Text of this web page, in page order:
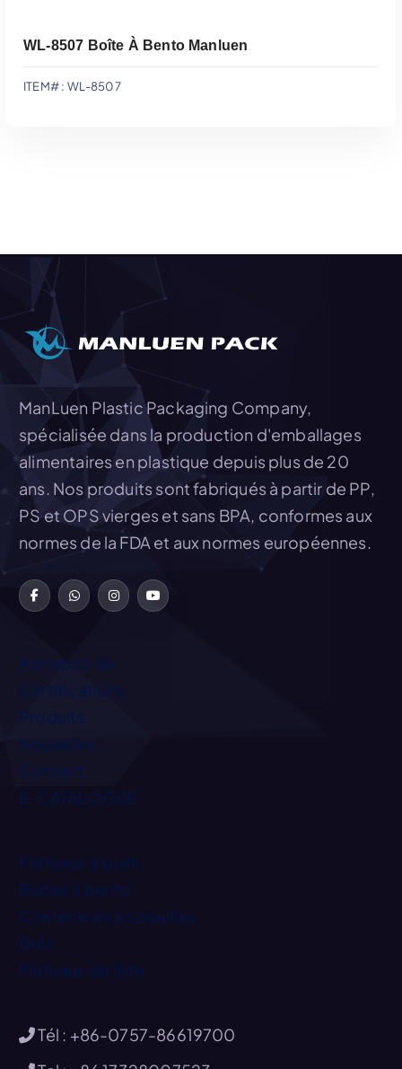
WL-8507 Boîte À Bento Manluen
ITEM# : WL-8507
ManLuen Plastic Packaging Company,
spécialisée dans la production d'emballages
alimentaires en plastique depuis plus de 20
ans. Nos produits sont fabriqués à partir de PP,
PS et OPS vierges et sans BPA, conformes aux
normes de la FDA et aux normes européennes.
A propos de
Certifications
Produits
Nouvelles
Contact
E-CATALOGUE
Plateaux à sushi
Boîtes à bento
Conteneurs à coquilles
Bols
Plateaux de fête
Tél : +86-0757-86619700